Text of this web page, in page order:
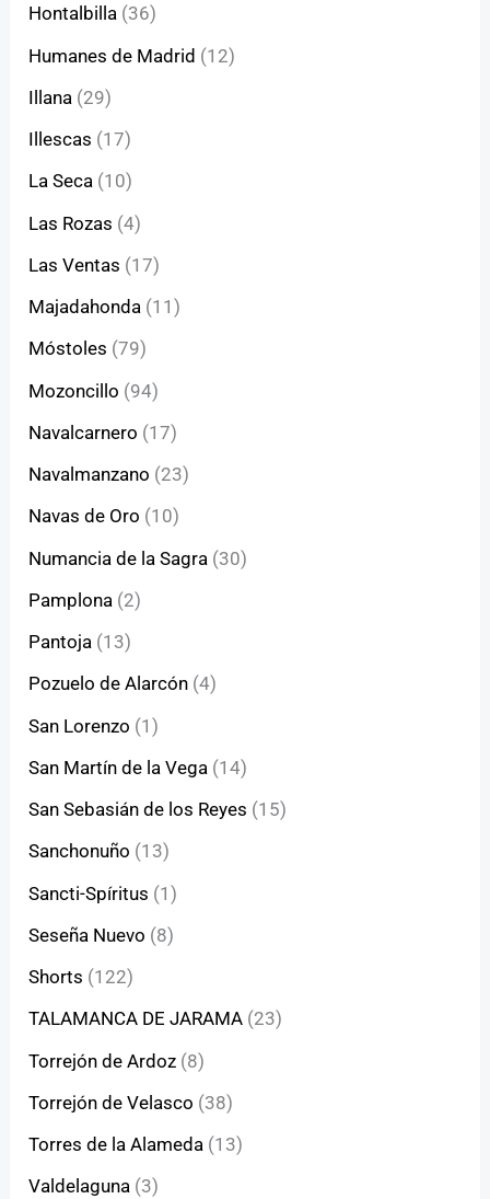
Hontalbilla (36)
Humanes de Madrid (12)
Illana (29)
Illescas (17)
La Seca (10)
Las Rozas (4)
Las Ventas (17)
Majadahonda (11)
Móstoles (79)
Mozoncillo (94)
Navalcarnero (17)
Navalmanzano (23)
Navas de Oro (10)
Numancia de la Sagra (30)
Pamplona (2)
Pantoja (13)
Pozuelo de Alarcón (4)
San Lorenzo (1)
San Martín de la Vega (14)
San Sebasián de los Reyes (15)
Sanchonuño (13)
Sancti-Spíritus (1)
Seseña Nuevo (8)
Shorts (122)
TALAMANCA DE JARAMA (23)
Torrejón de Ardoz (8)
Torrejón de Velasco (38)
Torres de la Alameda (13)
Valdelaguna (3)